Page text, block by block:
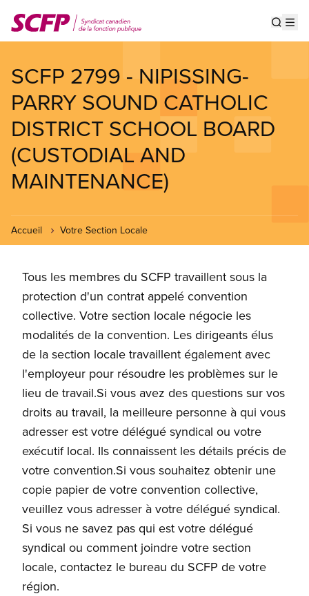
au
contenu
SCFP 2799 - NIPISSING-
PARRY SOUND CATHOLIC
DISTRICT SCHOOL BOARD
(CUSTODIAL AND
MAINTENANCE)
Accueil Votre Section Locale
Tous les membres du SCFP travaillent sous la
protection d'un contrat appelé convention
collective. Votre section locale négocie les
modalités de la convention. Les dirigeants élus
de la section locale travaillent également avec
l'employeur pour résoudre les problèmes sur le
lieu de travail.Si vous avez des questions sur vos
droits au travail, la meilleure personne à qui vous
adresser est votre délégué syndical ou votre
exécutif local. Ils connaissent les détails précis de
votre convention.Si vous souhaitez obtenir une
copie papier de votre convention collective,
veuillez vous adresser à votre délégué syndical.
Si vous ne savez pas qui est votre délégué
syndical ou comment joindre votre section
locale, contactez le bureau du SCFP de votre
région.